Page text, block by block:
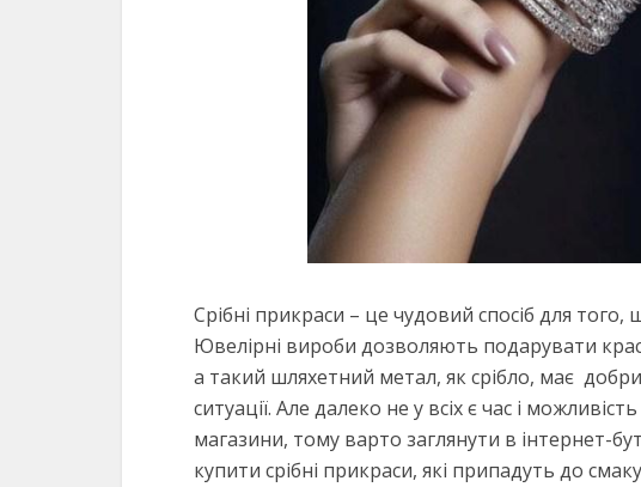
Срібні прикраси – це чудовий спосіб для того,
Ювелірні вироби дозволяють подарувати
а такий шляхетний метал, як срібло, має
ситуації. Але далеко не у всіх є час і
магазини, тому варто заглянути в інтернет-
купити срібні прикраси, які припадуть до